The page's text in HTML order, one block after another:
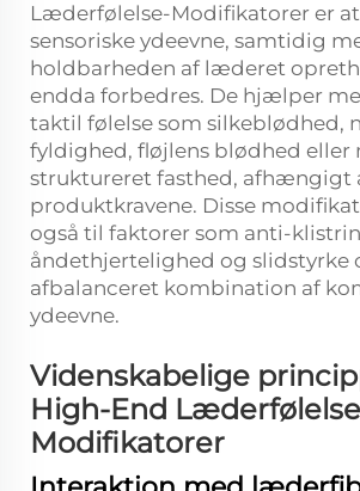
Læderfølelse-Modifikatorer er
sensoriske ydeevne, samtidig
holdbarheden af læderet
endda forbedres. De hjælper
taktil følelse som silkeblødhed,
fyldighed, fløjlens blødhed eller
struktureret fasthed, afhængigt
produktkravene. Disse
også til faktorer som anti-
åndethjertelighed og slidstyrke
afbalanceret kombination af
ydeevne.
Videnskabelige
High-End
Modifikatorer